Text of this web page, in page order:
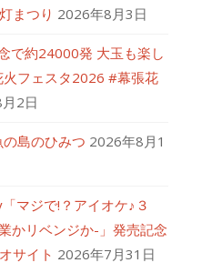
まつり 2026年8月3日
で約24000発 大玉も楽し
フェスタ2026 #幕張花
2日
島のひみつ 2026年8月1
マジで!？アイオケ♪３
かリベンジか-」発売記念
サイト 2026年7月31日